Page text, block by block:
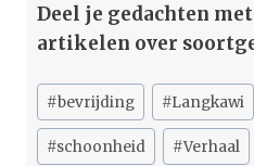
Deel je gedachten
artikelen over
Bericht
tags:
#bevrijding #Langkawi
#schoonheid #Verhaal